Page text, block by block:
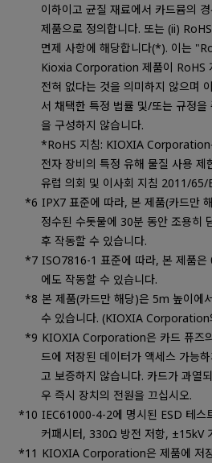
이하이고 균질 재료에서 카드뮴의
제품으로 정의합니다. 또는 (ii)
면제 사항에 해당합니다(*). 이는
Kioxia Corporation 제품이 RoHS
전혀 없다는 것을 의미하지 않으며
서 채택한 특정 법률 및/또는 규정을
을 구성하지 않습니다.
*RoHS 지침: KIOXIA Corporation
전자 장비의 특정 유해 물질 사용
유럽 의회 및 이사회 지침 2011/65/
IPX7 표준에 따라, 본 제품(카드만
정수된 수돗물에 30분 동안 조용히
후 작동할 수 있습니다.
ISO7816-1 표준에 따라, 본 제품은
에도 작동할 수 있습니다.
본 제품(카드만 해당)은 5m 높이에
수 있습니다. (KIOXIA Corporation
KIOXIA Corporation은 카드 퓨즈
드에 저장된 데이터가 액세스 가능
고 보증하지 않습니다. 카드가 과열
우 즉시 장치의 전원을 끄십시오.
IEC61000-4-2에 명시된 ESD 테스
커패시터, 330Ω 방전 저항, ±15kV
KIOXIA Corporation은 제품에 저